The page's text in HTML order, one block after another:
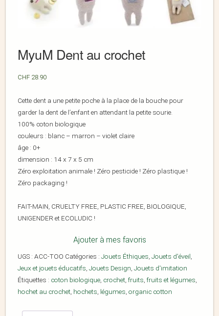
MyuM Dent au crochet
CHF 28.90
Cette dent a une petite poche à la place de la bouche pour
garder la dent de l’enfant en attendant la petite sourie.
100% coton biologique
couleurs : blanc – marron – violet claire
âge : 0+
dimension : 14 x 7 x 5 cm
Zéro exploitation animale ! Zéro pesticide ! Zéro plastique !
Zéro packaging !
FAIT-MAIN, CRUELTY FREE, PLASTIC FREE, BIOLOGIQUE,
UNIGENDER et ECOLUDIC !
Ajouter à mes favoris
UGS : ACC-TOO Catégories : Jouets Éthiques, Jouets d'éveil,
Jeux et jouets éducatifs, Jouets Design, Jouets d'imitation
Étiquettes : coton biologique, crochet, fruits, fruits et légumes,
hochet au crochet, hochets, légumes, organic cotton